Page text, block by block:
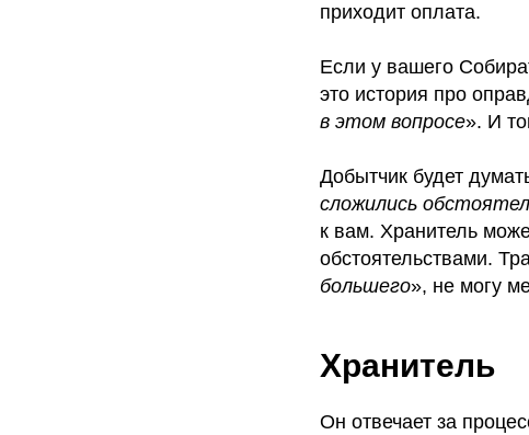
приходит оплата.
Если у вашего
это история про
в этом вопросе». И
Добытчик будет
сложились
к вам. Хранитель
обстоятельствами.
большего», не могу
Хранитель
Он отвечает за